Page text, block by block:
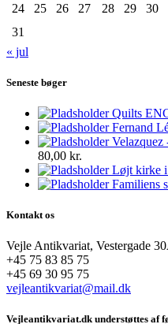
24
25 26 27 28 29
30
31
« jul
Seneste bøger
Quilts
Fernand
80,00 kr.
Løjt kirke i
Familiens
Kontakt os
Vejle Antikvariat, Vestergade
+45 75 83 85 75
+45 69 30 95 75
vejleantikvariat@mail.dk
Vejleantikvariat.dk understøttes af